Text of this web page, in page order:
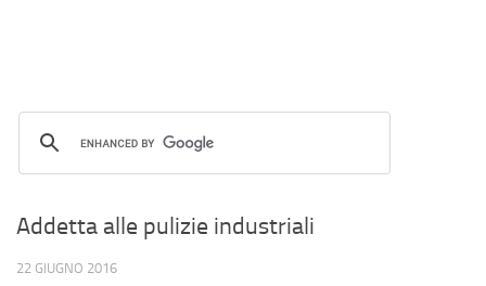
Addetta alle pulizie industriali
22 GIUGNO 2016